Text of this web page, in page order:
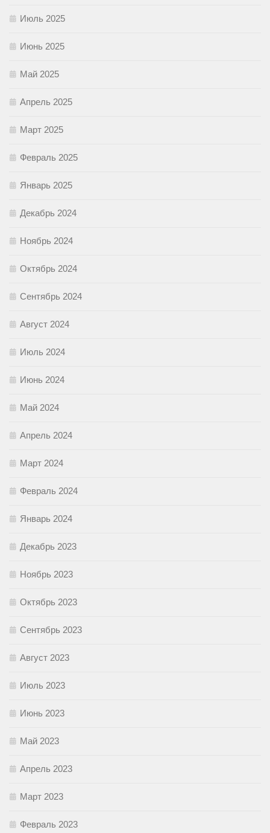
Июль 2025
Июнь 2025
Май 2025
Апрель 2025
Март 2025
Февраль 2025
Январь 2025
Декабрь 2024
Ноябрь 2024
Октябрь 2024
Сентябрь 2024
Август 2024
Июль 2024
Июнь 2024
Май 2024
Апрель 2024
Март 2024
Февраль 2024
Январь 2024
Декабрь 2023
Ноябрь 2023
Октябрь 2023
Сентябрь 2023
Август 2023
Июль 2023
Июнь 2023
Май 2023
Апрель 2023
Март 2023
Февраль 2023